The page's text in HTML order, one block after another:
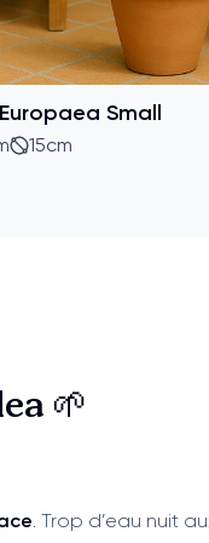
Small
15cm
🌱
. Trop d’eau nuit